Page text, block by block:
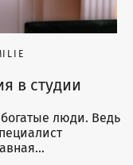
в студии
люди. Ведь